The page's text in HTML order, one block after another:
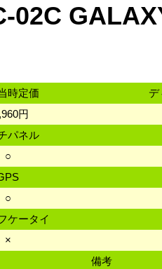
02C
時定価
デ
円
パネル
○
○
ケータイ
×
備考